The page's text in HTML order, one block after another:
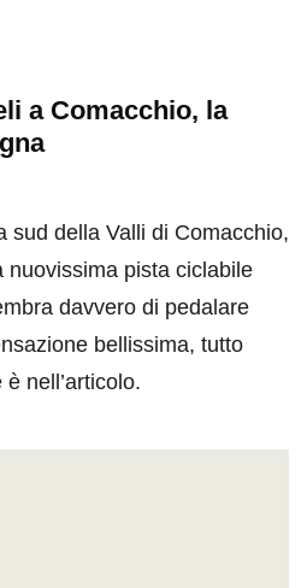
a Comacchio, la
sud della Valli di Comacchio,
nuovissima pista ciclabile
davvero di pedalare
bellissima, tutto
nell’articolo.